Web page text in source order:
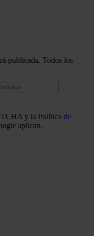
publicada. Todos los
y la Política de
aplican.